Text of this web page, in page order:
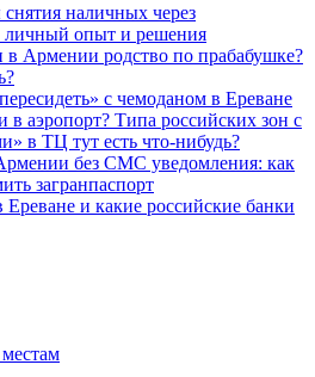
наличных через
личный опыт и решения
в Армении родство по прабабушке?
с чемоданом в Ереване
в аэропорт? Типа российских зон с
в ТЦ тут есть что-нибудь?
без СМС уведомления: как
загранпаспорт
и какие российские банки